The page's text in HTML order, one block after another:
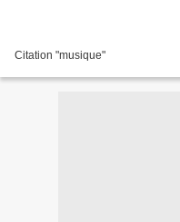
Citation "musique"